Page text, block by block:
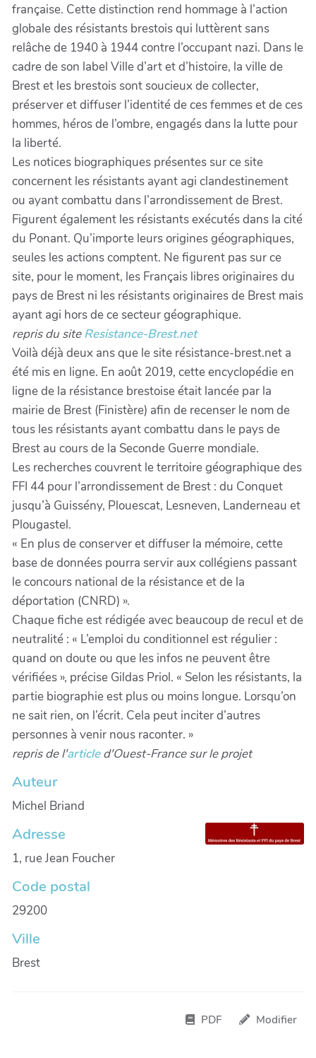
française. Cette distinction rend hommage à l’action
globale des résistants brestois qui luttèrent sans
relâche de 1940 à 1944 contre l’occupant nazi. Dans le
cadre de son label Ville d’art et d’histoire, la ville de
Brest et les brestois sont soucieux de collecter,
préserver et diffuser l’identité de ces femmes et de ces
hommes, héros de l’ombre, engagés dans la lutte pour
la liberté.
Les notices biographiques présentes sur ce site
concernent les résistants ayant agi clandestinement
ou ayant combattu dans l’arrondissement de Brest.
Figurent également les résistants exécutés dans la cité
du Ponant. Qu’importe leurs origines géographiques,
seules les actions comptent. Ne figurent pas sur ce
site, pour le moment, les Français libres originaires du
pays de Brest ni les résistants originaires de Brest mais
ayant agi hors de ce secteur géographique.
repris du siteResistance-Brest.net
Voilà déjà deux ans que le site résistance-brest.net a
été mis en ligne. En août 2019, cette encyclopédie en
ligne de la résistance brestoise était lancée par la
mairie de Brest (Finistère) afin de recenser le nom de
tous les résistants ayant combattu dans le pays de
Brest au cours de la Seconde Guerre mondiale.
Les recherches couvrent le territoire géographique des
FFI 44 pour l’arrondissement de Brest : du Conquet
jusqu’à Guissény, Plouescat, Lesneven, Landerneau et
Plougastel.
« En plus de conserver et diffuser la mémoire, cette
base de données pourra servir aux collégiens passant
le concours national de la résistance et de la
déportation (CNRD) ».
Chaque fiche est rédigée avec beaucoup de recul et de
neutralité : « L’emploi du conditionnel est régulier :
quand on doute ou que les infos ne peuvent être
vérifiées », précise Gildas Priol. « Selon les résistants, la
partie biographie est plus ou moins longue. Lorsqu’on
ne sait rien, on l’écrit. Cela peut inciter d’autres
personnes à venir nous raconter. »
repris de l'articled'Ouest-France sur le projet
Auteur
Michel Briand
Adresse
1, rue Jean Foucher
Code postal
29200
Ville
Brest
PDF Modifier